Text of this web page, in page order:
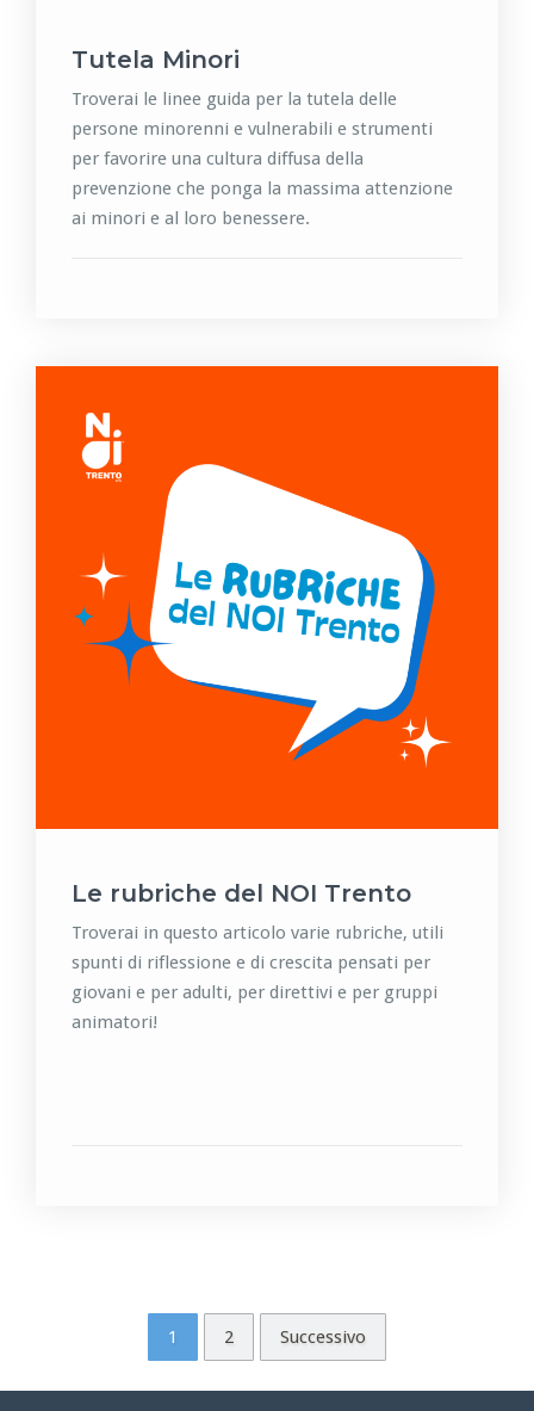
Tutela Minori
Troverai le linee guida per la tutela delle
persone minorenni e vulnerabili e strumenti
per favorire una cultura diffusa della
prevenzione che ponga la massima attenzione
ai minori e al loro benessere.
Le rubriche del NOI Trento
Troverai in questo articolo varie rubriche, utili
spunti di riflessione e di crescita pensati per
giovani e per adulti, per direttivi e per gruppi
animatori!
1 2 Successivo